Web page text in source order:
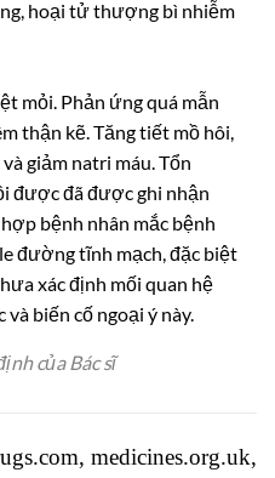
hoại tử thượng bì nhiễm
mỏi. Phản ứng quá mẫn
thận kẽ. Tăng tiết mồ hôi,
giảm natri máu. Tổn
được đã được ghi nhận
bệnh nhân mắc bệnh
đường tĩnh mạch, đặc biệt
xác định mối quan hệ
biến cố ngoại ý này.
của Bác sĩ
medicines.org.uk,